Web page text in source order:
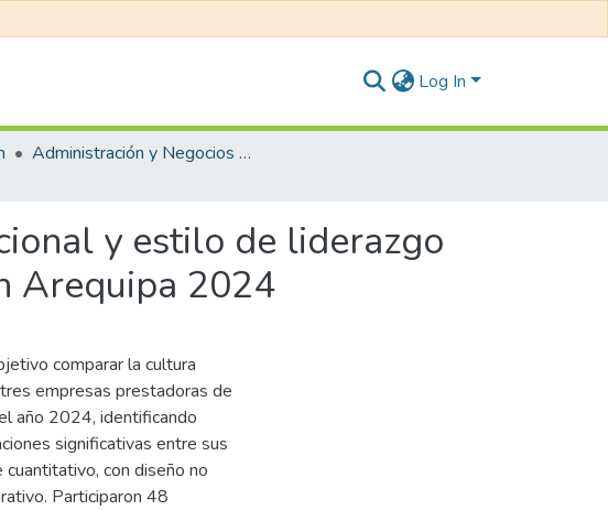
Log In
Administración y Negocios Internacionales
y estilo de liderazgo
Arequipa 2024
comparar la cultura
empresas prestadoras de
año 2024, identificando
significativas entre sus
con diseño no
Participaron 48